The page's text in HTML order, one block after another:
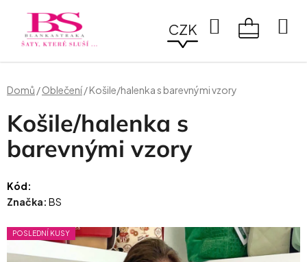
obsah
CZK
Hledat
Domů /Oblečení/Košile/halenka s barevnými vzory
Košile/halenka s
barevnými vzory
Kód:
Značka: BS
POSLEDNÍ KUSY